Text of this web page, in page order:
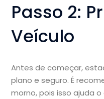
Passo 2:
Veículo
Antes de começar,
plano e seguro. É
morno, pois isso ajuda